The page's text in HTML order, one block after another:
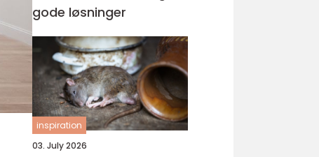
gode løsninger
inspiration
03. July 2026